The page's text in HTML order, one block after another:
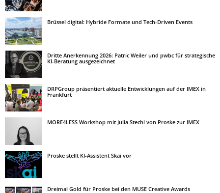
Brüssel digital: Hybride Formate und Tech-Driven Events
Dritte Anerkennung 2026: Patric Weiler und pwbc für strategische
KI-Beratung ausgezeichnet
DRPGroup präsentiert aktuelle Entwicklungen auf der IMEX in
Frankfurt
MORE4LESS Workshop mit Julia Stechl von Proske zur IMEX
Proske stellt KI-Assistent Skai vor
Dreimal Gold für Proske bei den MUSE Creative Awards